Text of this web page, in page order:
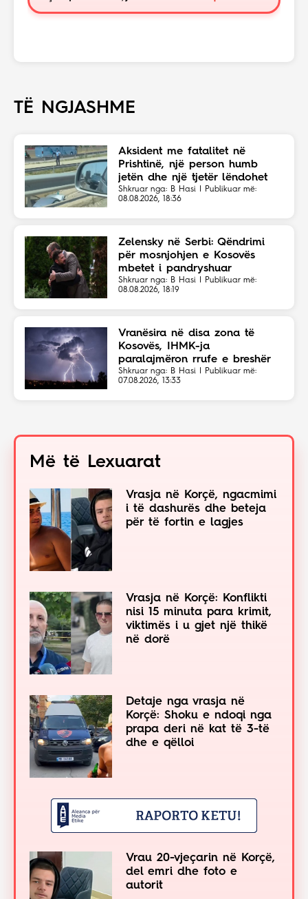
TË NGJASHME
Aksident me fatalitet në
Prishtinë, një person humb
jetën dhe një tjetër lëndohet
Shkruar nga: B Hasi | Publikuar më:
08.08.2026, 18:36
Zelensky në Serbi: Qëndrimi
për mosnjohjen e Kosovës
mbetet i pandryshuar
Shkruar nga: B Hasi | Publikuar më:
08.08.2026, 18:19
Vranësira në disa zona të
Kosovës, IHMK-ja
paralajmëron rrufe e breshër
Shkruar nga: B Hasi | Publikuar më:
07.08.2026, 13:33
Më të Lexuarat
Vrasja në Korçë, ngacmimi
i të dashurës dhe beteja
për të fortin e lagjes
Vrasja në Korçë: Konflikti
nisi 15 minuta para krimit,
viktimës i u gjet një thikë
në dorë
Detaje nga vrasja në
Korçë: Shoku e ndoqi nga
prapa deri në kat të 3-të
dhe e qëlloi
Vrau 20-vjeçarin në Korçë,
del emri dhe foto e
autorit